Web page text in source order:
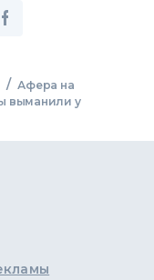
/ Афера на
выманили у